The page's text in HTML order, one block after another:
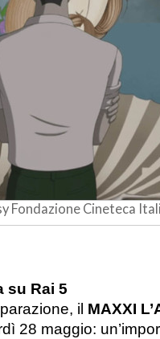
Fondazione Cineteca
su Rai 5
il MAXXI
28 maggio: